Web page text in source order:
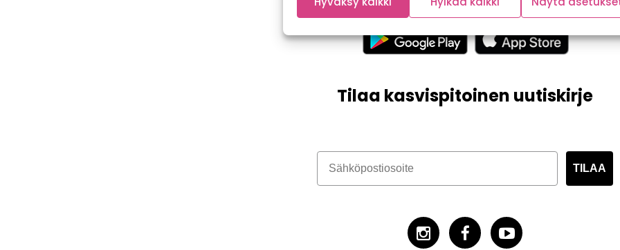
Tilaa kasvispitoinen uutiskirje
TILAA